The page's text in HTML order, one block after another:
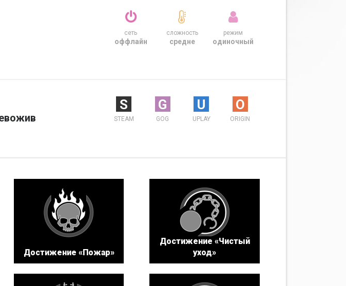
сеть
оффлайн
сложность
средне
режим
одиночный
S
STEAM
G
GOG
U
UPLAY
O
ORIGIN
Достижение «Пожар»
Достижение «Чистый
уход»